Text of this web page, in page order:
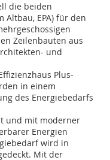
die beiden
Altbau, EPA) für den
Zeilenbauten aus
und
Plus-
in einem
des Energiebedarfs
und mit moderner
Energien
wird in
Mit der